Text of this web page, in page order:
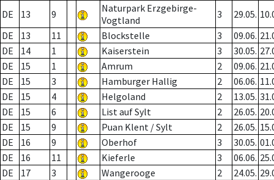
DE 13 9
Naturpark Erzgebirge-
Vogtland
3 29.05.
DE
13 11 Blockstelle 3 09.06.
DE
14 1 Kaiserstein 3 30.05.
DE
15 1 Amrum 2 09.06.
DE
15 3 Hamburger Hallig 2 06.06.
DE
15 4 Helgoland 2 13.05.
DE
15 6 List auf Sylt 2 26.05.
DE
15 9 Puan Klent / Sylt 2 26.05.
DE
16 9 Oberhof 3 30.05.
DE
16 11 Kieferle 3 06.06.
DE
17 3 Wangerooge 2 24.05.